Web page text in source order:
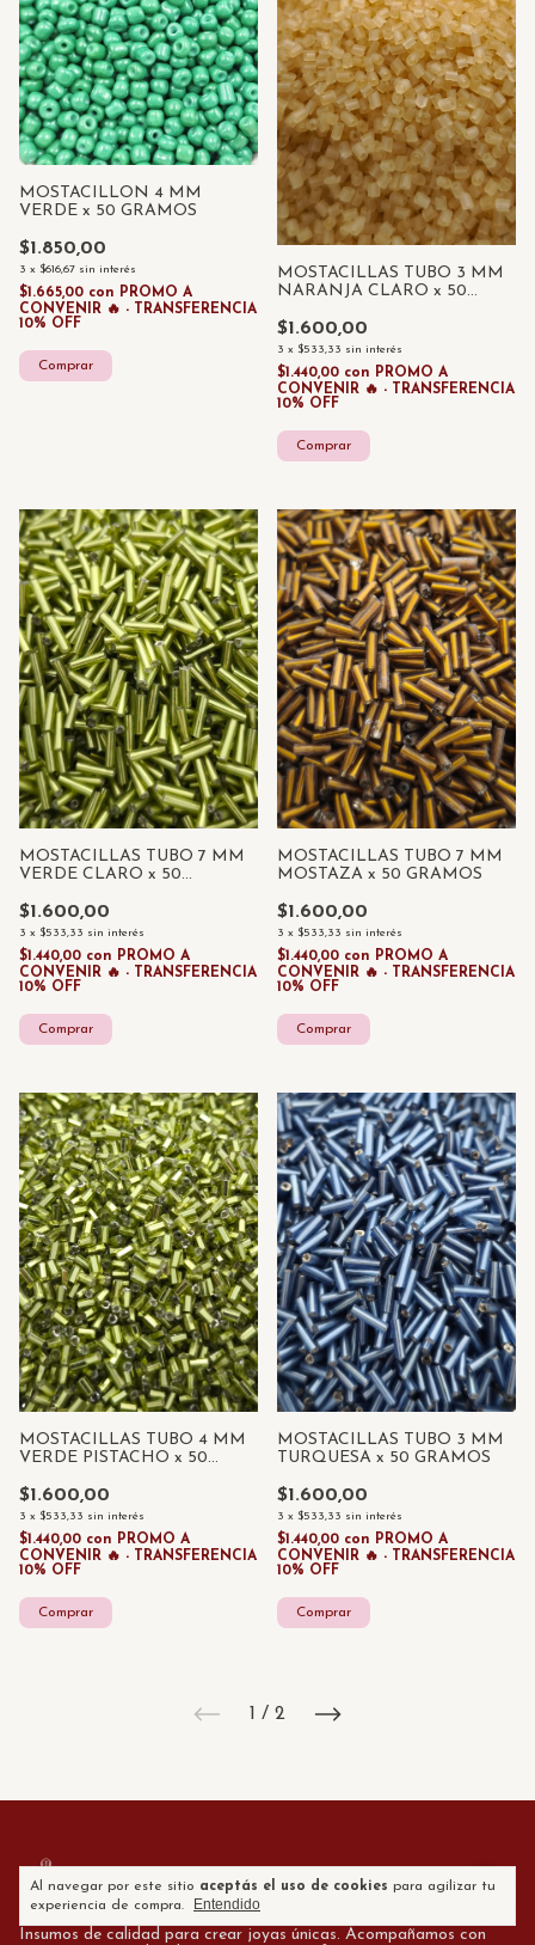
Al navegar por este sitio aceptás el uso de cookies para agilizar tu
experiencia de compra.
Entendido
MOSTACILLON 4 MM
VERDE x 50 GRAMOS
$1.850,00
3 x $616,67 sin interés
$1.665,00 con PROMO A
CONVENIR 🔥 - TRANSFERENCIA
10% OFF
MOSTACILLAS TUBO 3 MM
NARANJA CLARO x 50
$1.600,00
3 x $533,33 sin interés
$1.440,00 con PROMO A
CONVENIR 🔥 - TRANSFERENCIA
10% OFF
MOSTACILLAS TUBO 7 MM
VERDE CLARO x 50
$1.600,00
3 x $533,33 sin interés
$1.440,00 con PROMO A
CONVENIR 🔥 - TRANSFERENCIA
10% OFF
MOSTACILLAS TUBO 7 MM
MOSTAZA x 50 GRAMOS
$1.600,00
3 x $533,33 sin interés
$1.440,00 con PROMO A
CONVENIR 🔥 - TRANSFERENCIA
10% OFF
MOSTACILLAS TUBO 4 MM
VERDE PISTACHO x 50
$1.600,00
3 x $533,33 sin interés
$1.440,00 con PROMO A
CONVENIR 🔥 - TRANSFERENCIA
10% OFF
MOSTACILLAS TUBO 3 MM
TURQUESA x 50 GRAMOS
$1.600,00
3 x $533,33 sin interés
$1.440,00 con PROMO A
CONVENIR 🔥 - TRANSFERENCIA
10% OFF
1 / 2
Insumos de calidad para crear joyas únicas. Acompañamos con